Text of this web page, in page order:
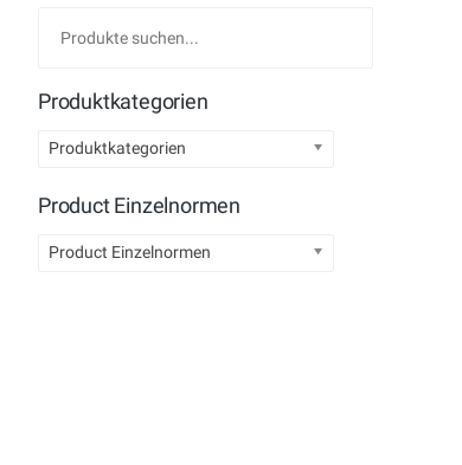
Produktkategorien
Produktkategorien
Product Einzelnormen
Product Einzelnormen